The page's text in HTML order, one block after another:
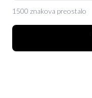
1500 znakova preostalo